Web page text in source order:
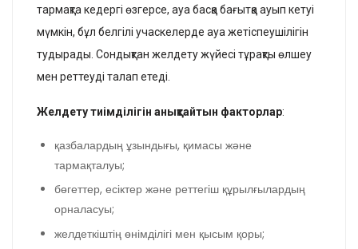
тармақта кедергі өзгерсе, ауа басқа бағытқа ауып кетуі
мүмкін, бұл белгілі учаскелерде ауа жетіспеушілігін
тудырады. Сондықтан желдету жүйесі тұрақты өлшеу
мен реттеуді талап етеді.
Желдету тиімділігін анықтайтын факторлар:
қазбалардың ұзындығы, қимасы және
тармақталуы;
бөгеттер, есіктер және реттегіш құрылғылардың
орналасуы;
желдеткіштің өнімділігі мен қысым қоры;